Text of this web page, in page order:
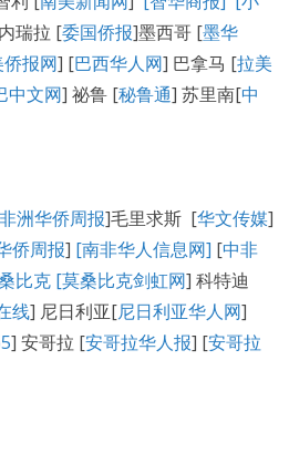
瑞拉 [委国侨报]墨西哥 [墨华
侨报网] [巴西华人网] 巴拿马 [拉美
中文网] 祕鲁 [秘鲁通] 苏里南[中
非洲华侨周报]毛里求斯 [华文传媒]
侨周报] [南非华人信息网] [中非
比克 [莫桑比克剑虹网] 科特迪
线] 尼日利亚[尼日利亚华人网]
] 安哥拉 [安哥拉华人报] [安哥拉